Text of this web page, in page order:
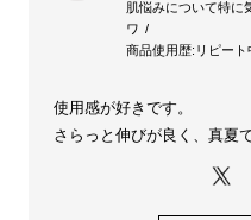
肌悩みについて特に
ワ
商品使用歴: リピート
使用感が好きです。
さらっと伸びが良く、真夏